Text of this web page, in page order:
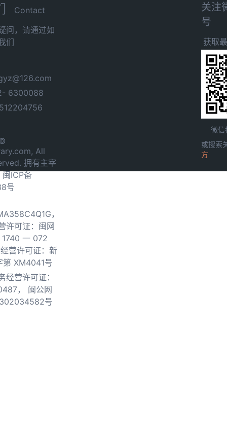
Contact
问，请通过如
们
6300088
All
拥有主宰
闽ICP备
号
，
许可证：闽网
一 072
营许可证：新
第 XM4041号
经营许可证：
，
闽公网
号
关注
号
获取
微信
或搜索
方